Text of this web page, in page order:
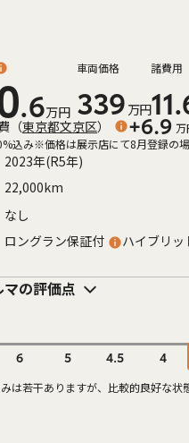
.6万円
車両価格
339 万円
諸費用
（東京都文京区） +6.9 万
込み※価格は展示店にて8月登録の
2023年(R5年)
22,000km
なし
ロングラン保証付 ハイブリッ
マの評価点
6 5 4.5 4
は若干ありますが、比較的良好な状